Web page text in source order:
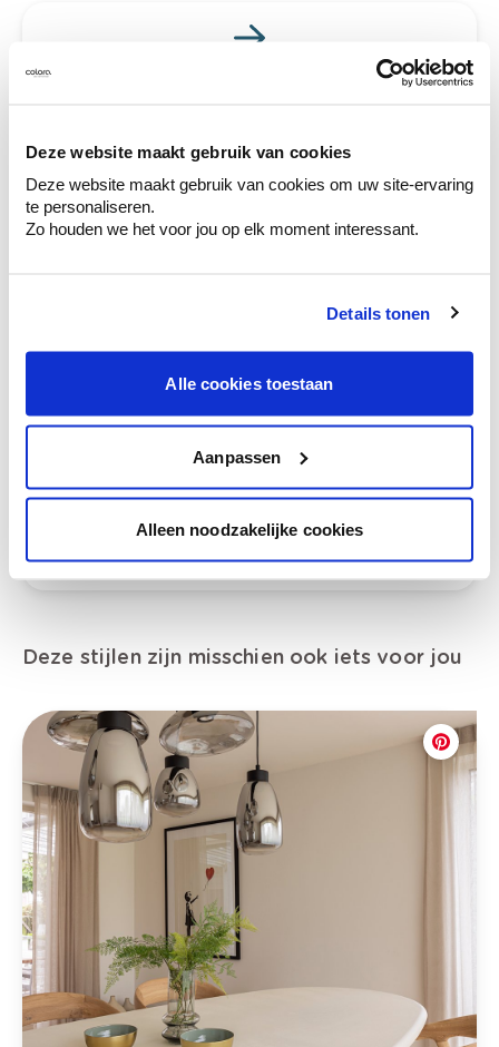
Deze website maakt gebruik van cookies
Deze website maakt gebruik van cookies om uw site-ervaring
te personaliseren.
Zo houden we het voor jou op elk moment interessant.
Details tonen
Alle cookies toestaan
Aanpassen
Alleen noodzakelijke cookies
Ga samen met de kleuradviseur door je
Krijg kleuradvies op basis van de lichtinval
en je meubels.
Krijg ineens een technologische check-up
van je muren.
Ontdek er kleurechte stalen van je
kleurenselectie.
Bekijk er de bijhorende tinten om je kleur
Krijg persoonlijk advies om kleuren te
combineren.
Deze stijlen zijn misschien ook iets voor jou